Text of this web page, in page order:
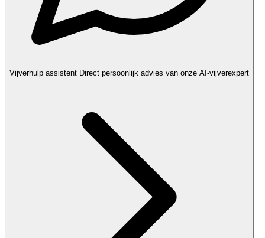
Vijverhulp assistent Direct persoonlijk advies van onze AI-vijverexpert